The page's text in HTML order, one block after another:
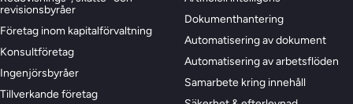
revisionsbyråer
Företag inom kapitalförvaltning
Konsultföretag
Ingenjörsbyråer
Tillverkande företag
Dokumenthantering
Automatisering av dokument
Automatisering av arbetsflöden
Samarbete kring innehåll